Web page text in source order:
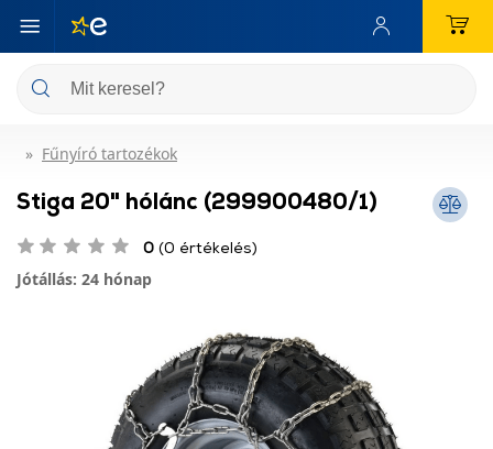
Fűnyíró tartozékok
Stiga 20" hólánc (299900480/1)
0 (0 értékelés)
Jótállás: 24 hónap